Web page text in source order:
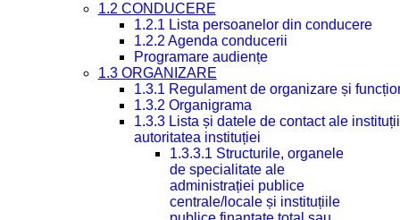
1.2 CONDUCERE
1.2.1 Lista persoanelor din conducere
1.2.2 Agenda conducerii
Programare audiențe
1.3 ORGANIZARE
1.3.1 Regulament de organizare și
1.3.2 Organigrama
1.3.3 Lista și datele de contact ale
autoritatea instituției
1.3.3.1 Structurile, organele
de specialitate ale
administrației publice
centrale/locale și instituțiile